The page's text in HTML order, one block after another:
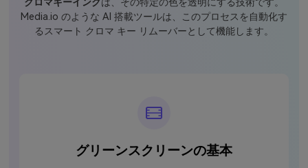
クロマキーイングは、その特定の色を透明にする技術です。
Media.io のような AI 搭載ツールは、このプロセスを自動化す
るスマート クロマ キー リムーバーとして機能します。
グリーンスクリーンの基本